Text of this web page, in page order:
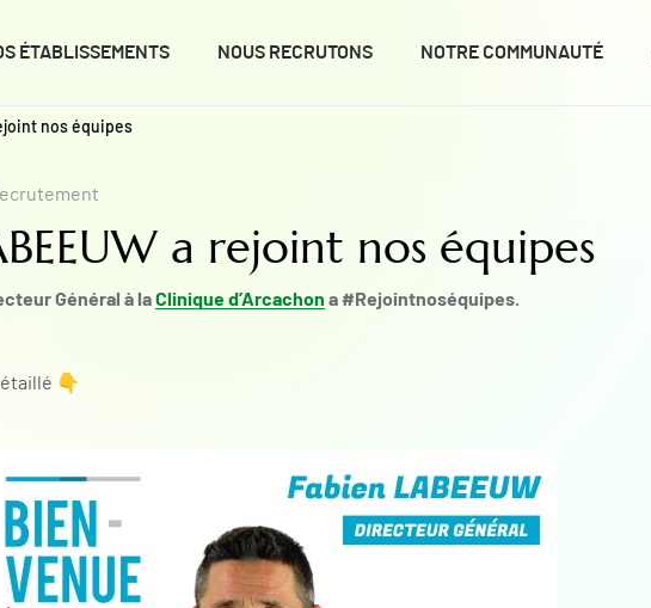
ÉTABLISSEMENTS NOUS RECRUTONS NOTRE COMMUNAUTÉ
nos équipes
a rejoint nos équipes
Général à laClinique d’Arcachon a #Rejointnoséquipes.
👇